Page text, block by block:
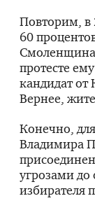
Повторим, в
60
протесте
кандидат
Вернее,
Конечно,
Владимира
угрозами до
избирателя